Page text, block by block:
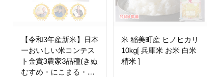
【令和3年産新米】日本
一おいしい米コンテス
ト金賞3農家3品種(きぬ
むすめ・にこまる・ヒ
米 稲美町産 ヒノヒカリ
10kg[ 兵庫米 お米 白米
精米 ]